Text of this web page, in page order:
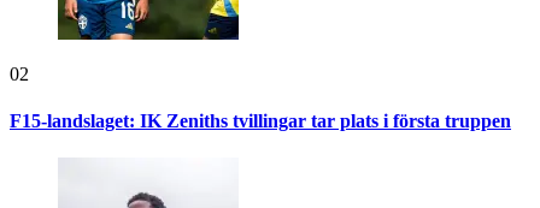
02
F15-landslaget: IK Zeniths tvillingar tar plats i första truppen